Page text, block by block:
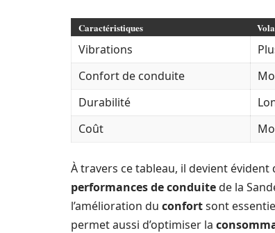
Caractéristiques
Vibrations
Confort de conduite
Durabilité
Coût
À travers ce tableau, il devient évident
performances de conduitede la
l’amélioration du confortsont
permet aussi d’optimiser la